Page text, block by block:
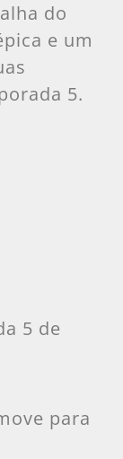
do
e um
5.
5 de
para